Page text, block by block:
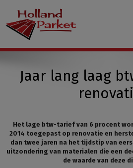
Jaar lang laag
Het lage btw-tarief van 6 procent
2014 toegepast op renovatie en
dan twee jaren na het tijdstip van
uitzondering van materialen die een
de waarde van deze